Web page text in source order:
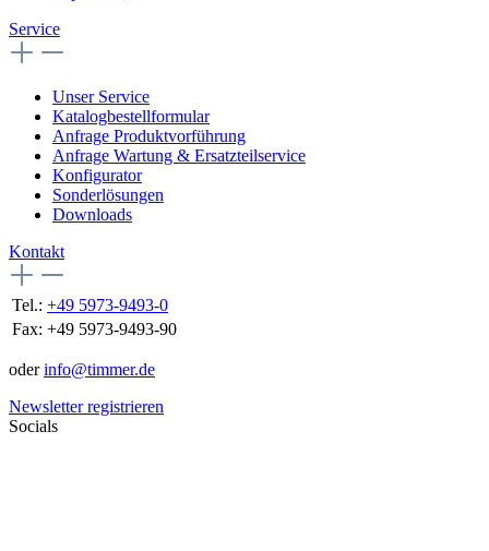
Service
Unser Service
Katalogbestellformular
Anfrage Produktvorführung
Anfrage Wartung & Ersatzteilservice
Konfigurator
Sonderlösungen
Downloads
Kontakt
Tel.: +49 5973-9493-0
Fax: +49 5973-9493-90
oderinfo@timmer.de
Newsletter registrieren
Socials